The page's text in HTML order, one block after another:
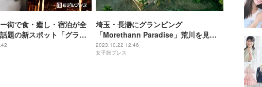
街で食・癒し・宿泊が全
題の新スポット「グラン
」に潜入
埼玉・長瀞にグランピング
「Morethann Paradise」荒川を見下
ろす好立地でBBQやアクティビティ体
験
2023.10.22 12:46
女子旅プレス